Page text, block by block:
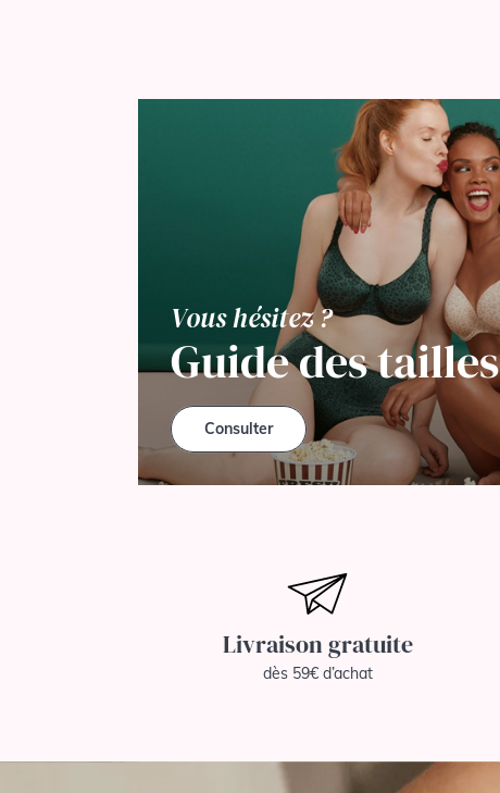
Vous hésitez ?
Guide des tailles
Consulter
Livraison gratuite
dès 59€ d’achat